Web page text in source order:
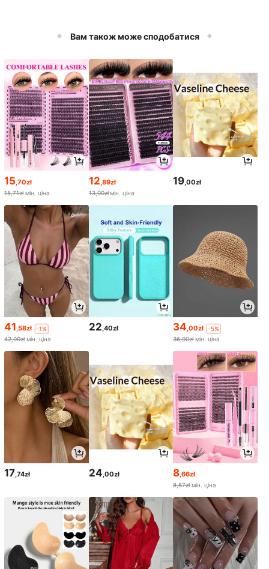
Вам також може сподобатися
15 ,70zł
15,71zł мін. ціна
12 ,89zł
13,00złмін. ціна
19 ,00zł
41,58zł
-1%
42,00zł мін. ціна
22,40zł 34,00zł
-5%
36,00zł мін. ціна
17,74zł 24,00zł 8,66zł
8,67zł мін. ціна